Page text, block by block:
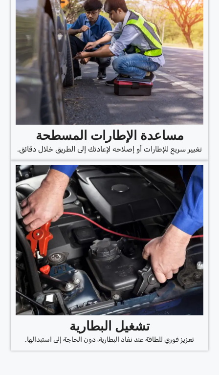
مساعدة الإطارات المسطحة
تغيير سريع للإطارات أو إصلاحه لإعادتك إلى الطريق خلال دقائق.
تشغيل البطارية
تعزيز فوري للطاقة عند نفاد البطارية، دون الحاجة إلى استبدالها.